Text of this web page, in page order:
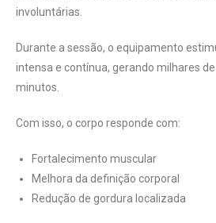
involuntárias.
Durante a sessão, o equipamento
intensa e contínua, gerando milhares
minutos.
Com isso, o corpo responde com:
Fortalecimento muscular
Melhora da definição corporal
Redução de gordura localizada